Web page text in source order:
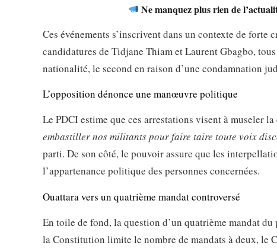
Ne manquez plus rien de
Ces événements s’inscrivent dans un contexte de
candidatures de Tidjane Thiam et Laurent Gbagbo,
nationalité, le second en raison d’une condamnation
L’opposition dénonce une manœuvre politique
Le PDCI estime que ces arrestations visent à museler
embastiller nos militants pour faire taire toute voix
parti. De son côté, le pouvoir assure que les
l’appartenance politique des personnes concernées.
Ouattara vers un quatrième mandat controversé
En toile de fond, la question d’un quatrième mandat du
la Constitution limite le nombre de mandats à deux, le